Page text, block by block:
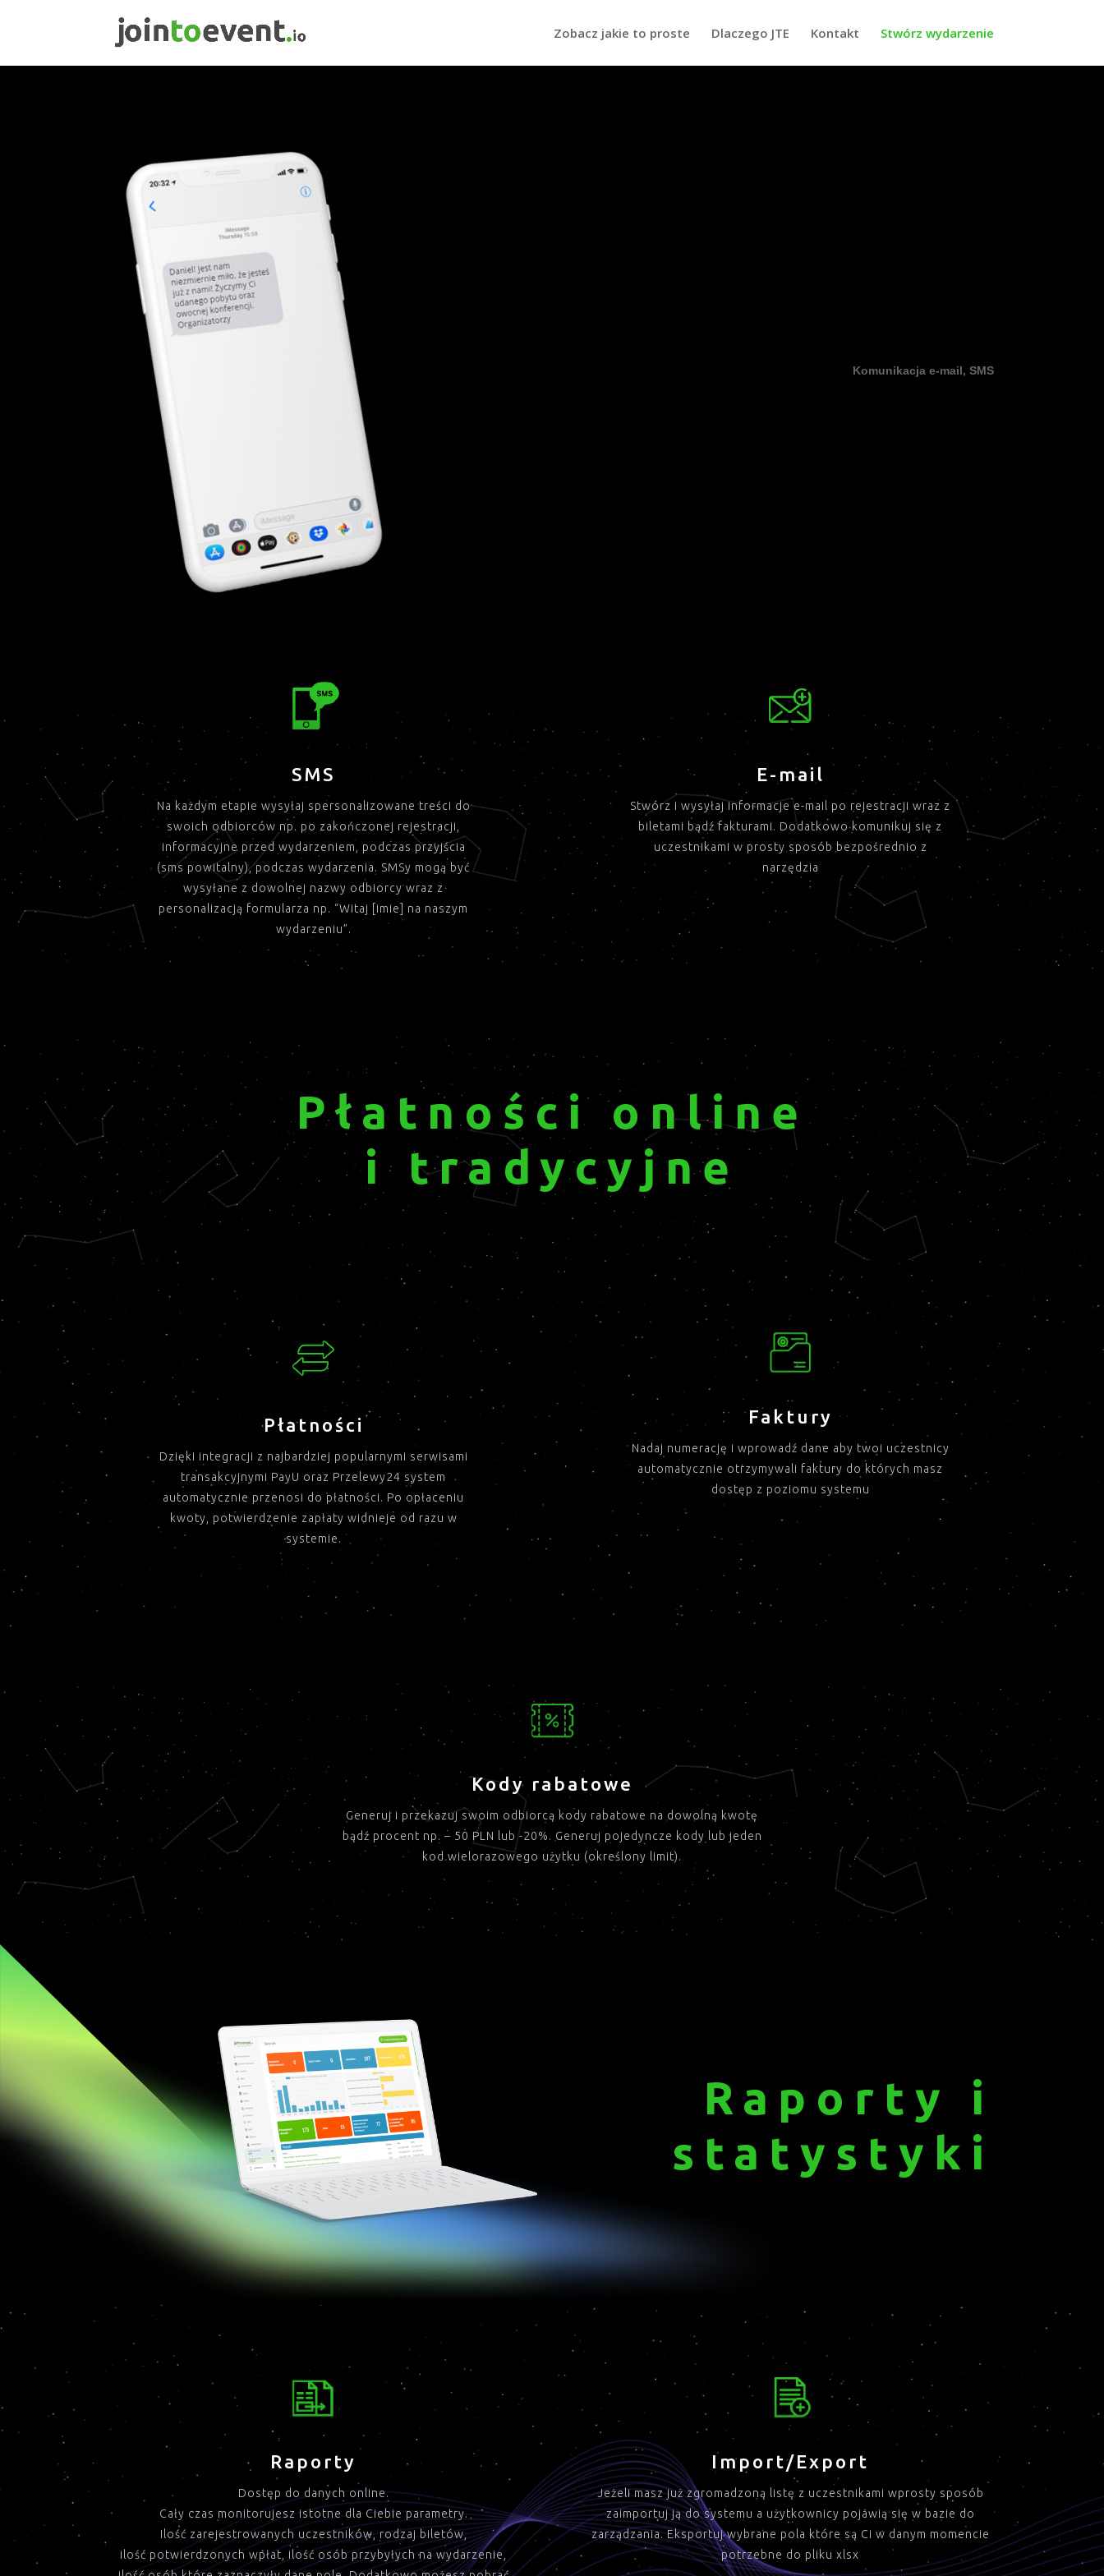
Zobacz jakie to proste Dlaczego JTE Kontakt Stwórz wydarzenie
Komunikacja e-mail, SMS
SMS
Na każdym etapie wysyłaj spersonalizowane treści do
swoich odbiorców np. po zakończonej rejestracji,
informacyjne przed wydarzeniem, podczas przyjścia
(sms powitalny), podczas wydarzenia. SMSy mogą być
wysyłane z dowolnej nazwy odbiorcy wraz z
personalizacją formularza np. “Witaj [imie] na naszym
wydarzeniu”.
E-mail
Stwórz i wysyłaj informacje e-mail po rejestracji wraz z
biletami bądź fakturami. Dodatkowo komunikuj się z
uczestnikami w prosty sposób bezpośrednio z
narzędzia
Płatności online
i tradycyjne
Płatności
Dzięki integracji z najbardziej popularnymi serwisami
transakcyjnymi PayU oraz Przelewy24 system
automatycznie przenosi do płatności. Po opłaceniu
kwoty, potwierdzenie zapłaty widnieje od razu w
systemie.
Faktury
Nadaj numerację i wprowadź dane aby twoi uczestnicy
automatycznie otrzymywali faktury do których masz
dostęp z poziomu systemu
Kody rabatowe
Generuj i przekazuj swoim odbiorcą kody rabatowe na dowolną kwotę
bądź procent np. – 50 PLN lub -20%. Generuj pojedyncze kody lub jeden
kod wielorazowego użytku (określony limit).
Raporty i
statystyki
Raporty
Dostęp do danych online.
Cały czas monitorujesz istotne dla Ciebie parametry.
Ilość zarejestrowanych uczestników, rodzaj biletów,
ilość potwierdzonych wpłat, ilość osób przybyłych na wydarzenie,
Import/Export
Jeżeli masz już zgromadzoną listę z uczestnikami wprosty sposób
zaimportuj ją do systemu a użytkownicy pojawią się w bazie do
zarządzania. Eksportuj wybrane pola które są Ci w danym momencie
potrzebne do pliku xlsx